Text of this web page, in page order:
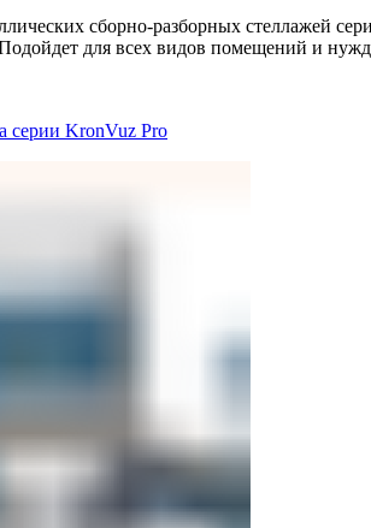
сборно-разборных стеллажей
для всех видов помещений и
серии KronVuz Pro